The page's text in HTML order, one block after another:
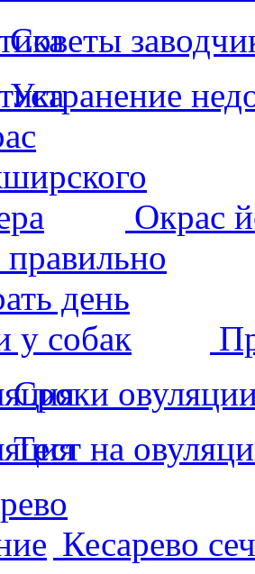
Советы
Устранение
Окрас
Сроки
Тест на
Кесарево